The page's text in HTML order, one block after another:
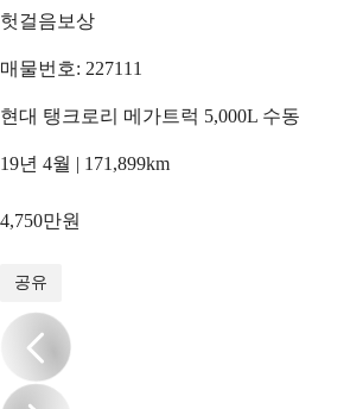
헛걸음보상
매물번호: 227111
현대 탱크로리 메가트럭 5,000L 수동
19년 4월 | 171,899km
4,750만원
공유
/20